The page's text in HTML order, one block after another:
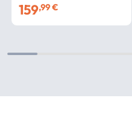
159,99 €